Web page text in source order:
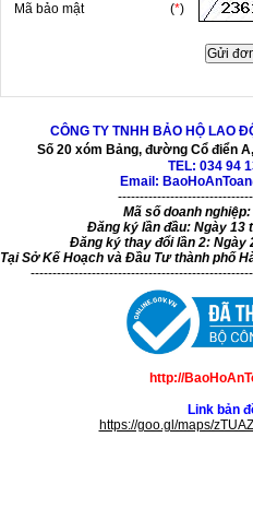
Mã bảo mật (*)
CÔNG TY TNHH BẢO HỘ LAO
Số 20 xóm Bảng, đường Cổ điển
TEL: 034 94
Email:
Mã số doanh
Đăng ký lần đầu: Ngày 13
Đăng ký thay đổi lần 2: Ngày
Tại Sở Kế Hoạch và Đầu Tư thành phố
http://
Link bản
https://goo.gl/maps/